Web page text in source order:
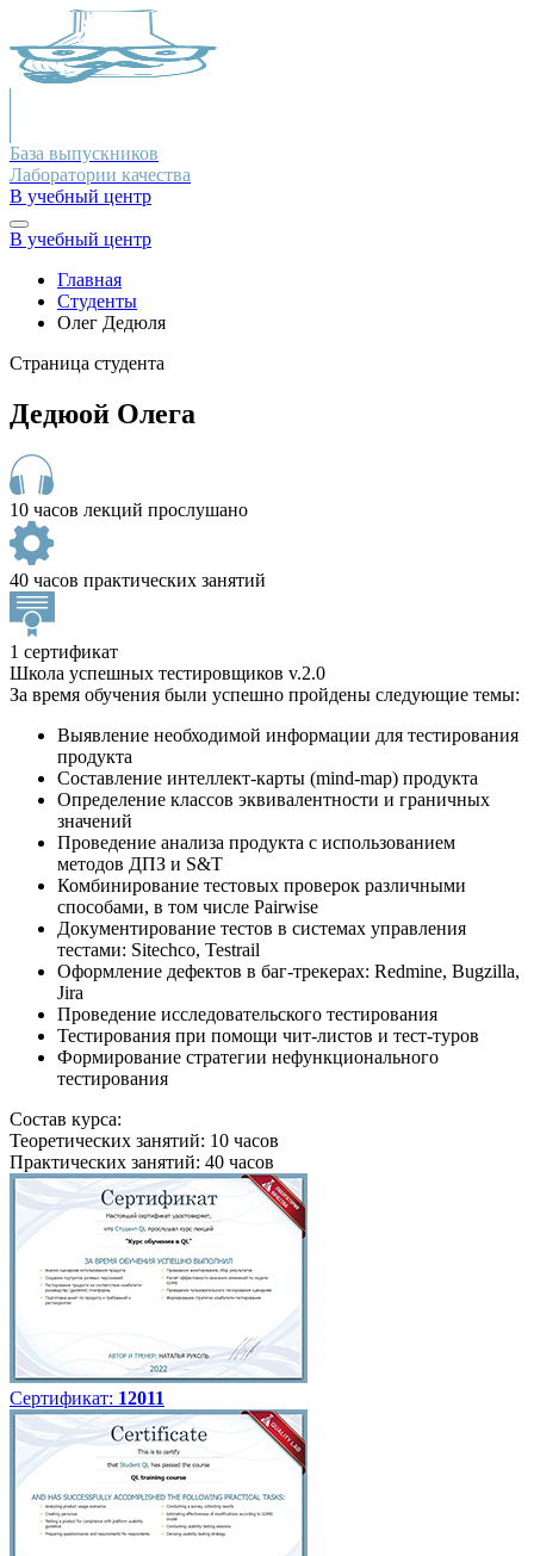
База выпускников
Лаборатории качества
В учебный центр
В учебный центр
Главная
Студенты
Олег Дедюля
Страница студента
Дедюой Олега
10 часов лекций прослушано
40 часов практических занятий
1 сертификат
Школа успешных тестировщиков v.2.0
За время обучения были успешно пройдены следующие темы:
Выявление необходимой информации для тестирования
продукта
Составление интеллект-карты (mind-map) продукта
Определение классов эквивалентности и граничных
значений
Проведение анализа продукта с использованием
методов ДПЗ и S&T
Комбинирование тестовых проверок различными
способами, в том числе Pairwise
Документирование тестов в системах управления
тестами: Sitechсo, Testrail
Оформление дефектов в баг-трекерах: Redmine, Bugzilla,
Jira
Проведение исследовательского тестирования
Тестирования при помощи чит-листов и тест-туров
Формирование стратегии нефункционального
тестирования
Состав курса:
Теоретических занятий: 10 часов
Практических занятий: 40 часов
Сертификат: 12011